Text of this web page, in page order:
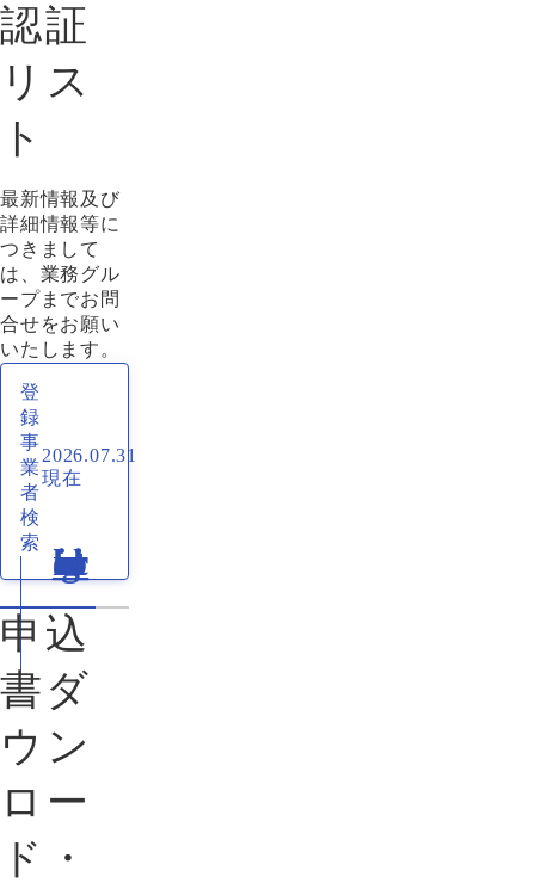
認証
リス
ト
最新情報及び
詳細情報等に
つきまして
は、業務グル
ープまでお問
合せをお願い
いたします。
登
録
事
業
者
検
索
2026.07.31
現在
申込
書ダ
ウン
ロー
ド・